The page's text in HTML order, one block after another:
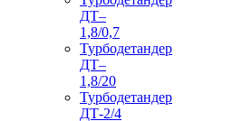
ДТ–
1,8/0,7
Турбодетандер
ДТ–
1,8/20
Турбодетандер
ДТ-2/4